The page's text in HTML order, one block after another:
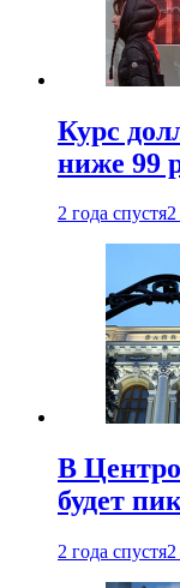
Курс
ниже 99
2 года спустя2
В
будет
2 года спустя